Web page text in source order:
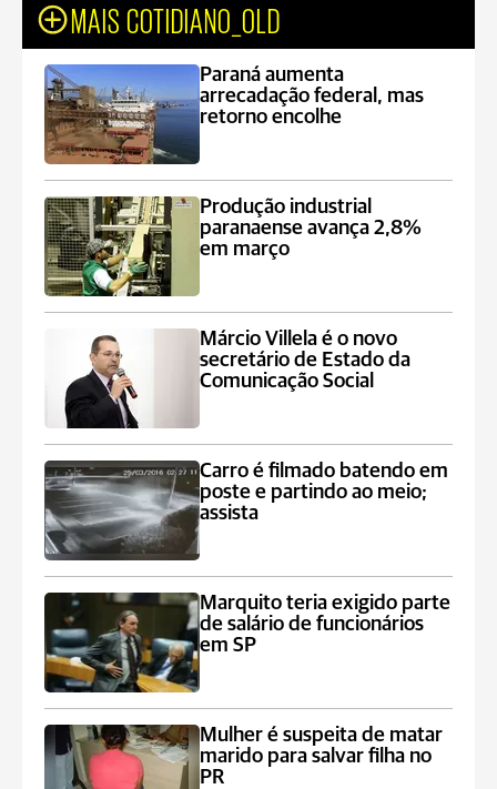
MAIS COTIDIANO_OLD
Paraná aumenta
arrecadação federal, mas
retorno encolhe
Produção industrial
paranaense avança 2,8%
em março
Márcio Villela é o novo
secretário de Estado da
Comunicação Social
Carro é filmado batendo em
poste e partindo ao meio;
assista
Marquito teria exigido parte
de salário de funcionários
em SP
Mulher é suspeita de matar
marido para salvar filha no
PR